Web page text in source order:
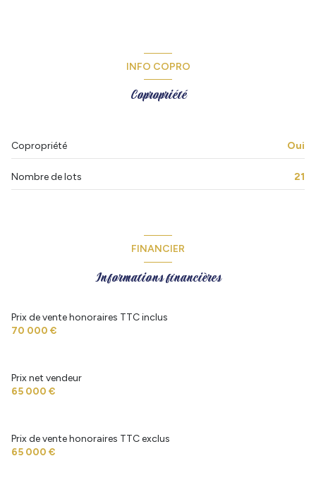
Produit rare, contacter Immobilier du Palais Clémence 06 23 17
37 98 ou Valérie 06 15 27 27 45
INFO COPRO
Copropriété
Copropriété Oui
Nombre de lots 21
FINANCIER
Informations financières
Prix de vente honoraires TTC inclus
70 000 €
Prix net vendeur
65 000 €
Prix de vente honoraires TTC exclus
65 000 €